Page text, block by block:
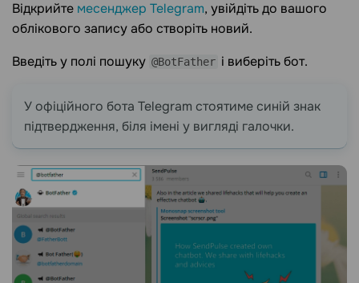
Відкрийте месенджер Telegram, увійдіть до вашого
облікового запису або створіть новий.
Введіть у полі пошуку @BotFather і виберіть бот.
У офіційного бота Telegram стоятиме синій знак
підтвердження, біля імені у вигляді галочки.